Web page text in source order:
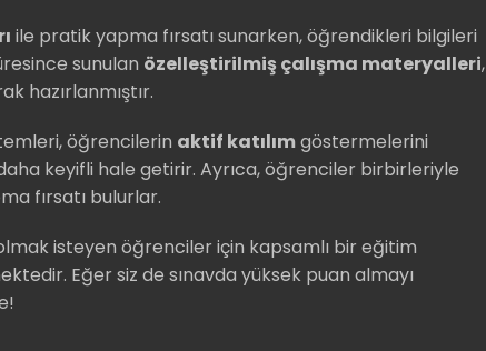
ile pratik yapma fırsatı sunarken, öğrendikleri bilgileri
sunulan özelleştirilmiş çalışma materyalleri,
hazırlanmıştır.
öğrencilerin aktif katılımgöstermelerini
keyifli hale getirir. Ayrıca, öğrenciler birbirleriyle
fırsatı bulurlar.
olmak isteyen öğrenciler için kapsamlı bir eğitim
Eğer siz de sınavda yüksek puan almayı